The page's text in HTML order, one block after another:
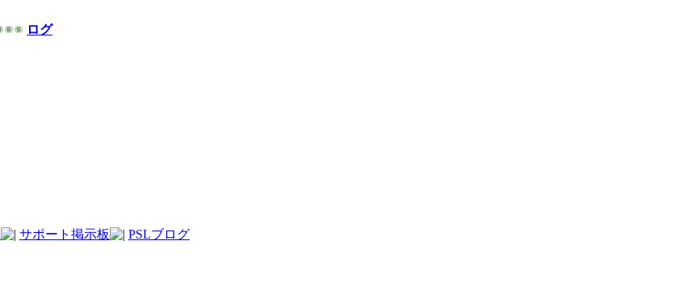
ログ
サポート掲示板 PSLブログ